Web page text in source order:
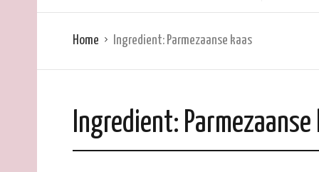
Home Ingredient: Parmezaanse kaas
Ingredient: Parmezaanse